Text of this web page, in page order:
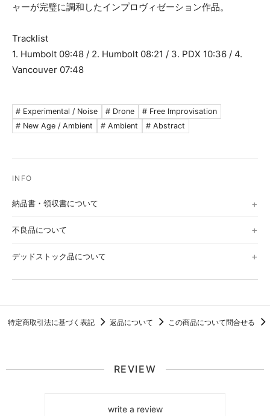
ャーが完璧に調和したインプロヴィゼーション作品。
Tracklist
1. Humbolt 09:48 / 2. Humbolt 08:21 / 3. PDX 10:36 / 4.
Vancouver 07:48
# Experimental / Noise # Drone
# Free Improvisation
# New Age / Ambient
# Ambient # Abstract
納品書・領収書について
不良品について
デッドストック品について
特定商取引法に基づく表記 返品について この商品について問合せる
REVIEW
write a review